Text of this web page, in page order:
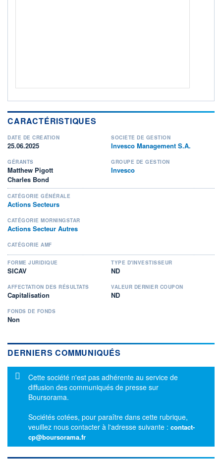
CARACTÉRISTIQUES
DATE DE CRÉATION
25.06.2025
SOCIÉTÉ DE GESTION
Invesco Management S.A.
GÉRANTS
Matthew Pigott
Charles Bond
GROUPE DE GESTION
Invesco
CATÉGORIE GÉNÉRALE
Actions Secteurs
CATÉGORIE MORNINGSTAR
Actions Secteur Autres
CATÉGORIE AMF
FORME JURIDIQUE
SICAV
TYPE D'INVESTISSEUR
ND
AFFECTATION DES RÉSULTATS
Capitalisation
VALEUR DERNIER COUPON
ND
FONDS DE FONDS
Non
DERNIERS COMMUNIQUÉS
Message d'information
Cette société n'est pas adhérente au service de
diffusion des communiqués de presse sur
Boursorama.
Sociétés cotées, pour paraître dans cette rubrique,
veuillez nous contacter à l'adresse suivante : contact-
cp@boursorama.fr